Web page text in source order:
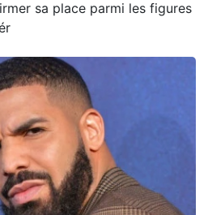
sa place parmi les figures